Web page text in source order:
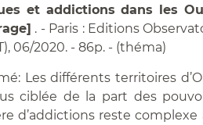
et addictions dans les
. - Paris : Editions
06/2020. - 86p. - (théma)
Les différents territoires
ciblée de la part des
d’addictions reste